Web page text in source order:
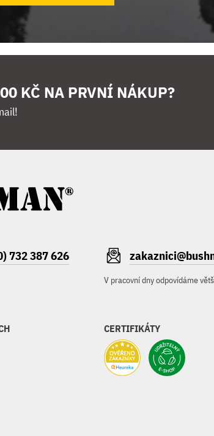
KČ NA PRVNÍ NÁKUP?
732 387 626
V pracovní dny odpovídáme
CERTIFIKÁTY